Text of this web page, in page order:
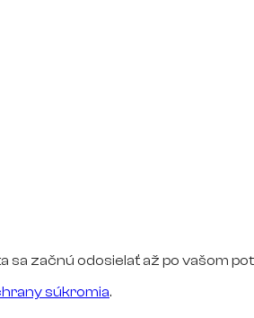
sa začnú odosielať až po vašom
súkromia.